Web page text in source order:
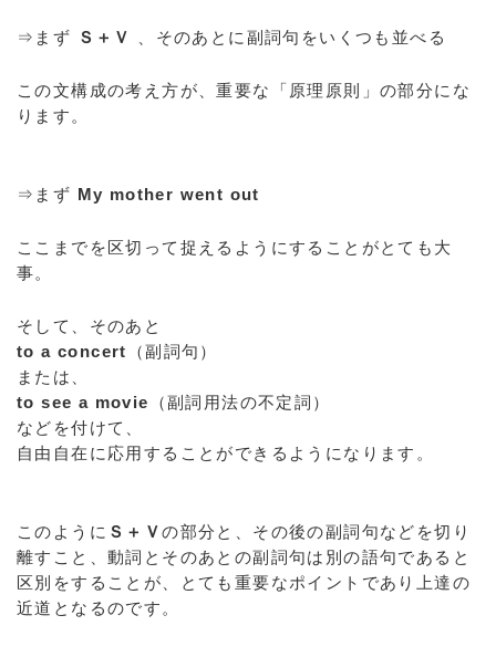
⇒まず Ｓ＋Ｖ 、そのあとに副詞句をいくつも並べる
この文構成の考え方が、重要な「原理原則」の部分にな
ります。
⇒まず My mother went out
ここまでを区切って捉えるようにすることがとても大
事。
そして、そのあと
to a concert
（副詞句）
または、
to see a movie （副詞用法の不定詞）
などを付けて、
自由自在に応用することができるようになります。
このように Ｓ＋Ｖの部分と、その後の副詞句などを切り
離すこと、動詞とそのあとの副詞句は別の語句であると
区別をすることが、とても重要なポイントであり上達の
近道となるのです。